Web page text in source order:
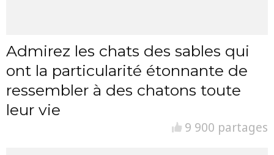
Admirez les chats des sables qui
ont la particularité étonnante de
ressembler à des chatons toute
leur vie
9 900 partages